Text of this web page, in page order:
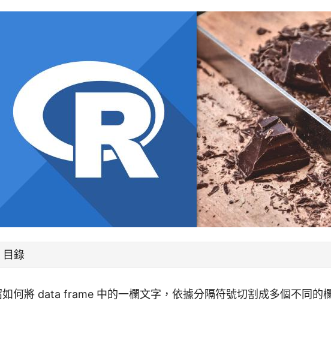
目錄
如何將 data frame 中的一欄文字，依據分隔符號切割成多個不同的